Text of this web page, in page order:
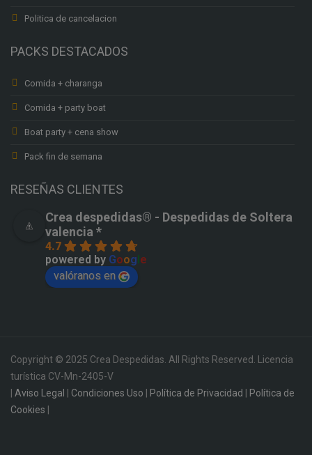
Politica de cancelacion
PACKS DESTACADOS
Comida + charanga
Comida + party boat
Boat party + cena show
Pack fin de semana
RESEÑAS CLIENTES
Crea despedidas®️ - Despedidas de Soltera
valencia *
4.7
powered by Google
valóranos en
Copyright © 2025 Crea Despedidas. All Rights Reserved. Licencia
turística CV-Mn-2405-V
Aviso Legal Condiciones Uso Política de Privacidad
Política de
Cookies